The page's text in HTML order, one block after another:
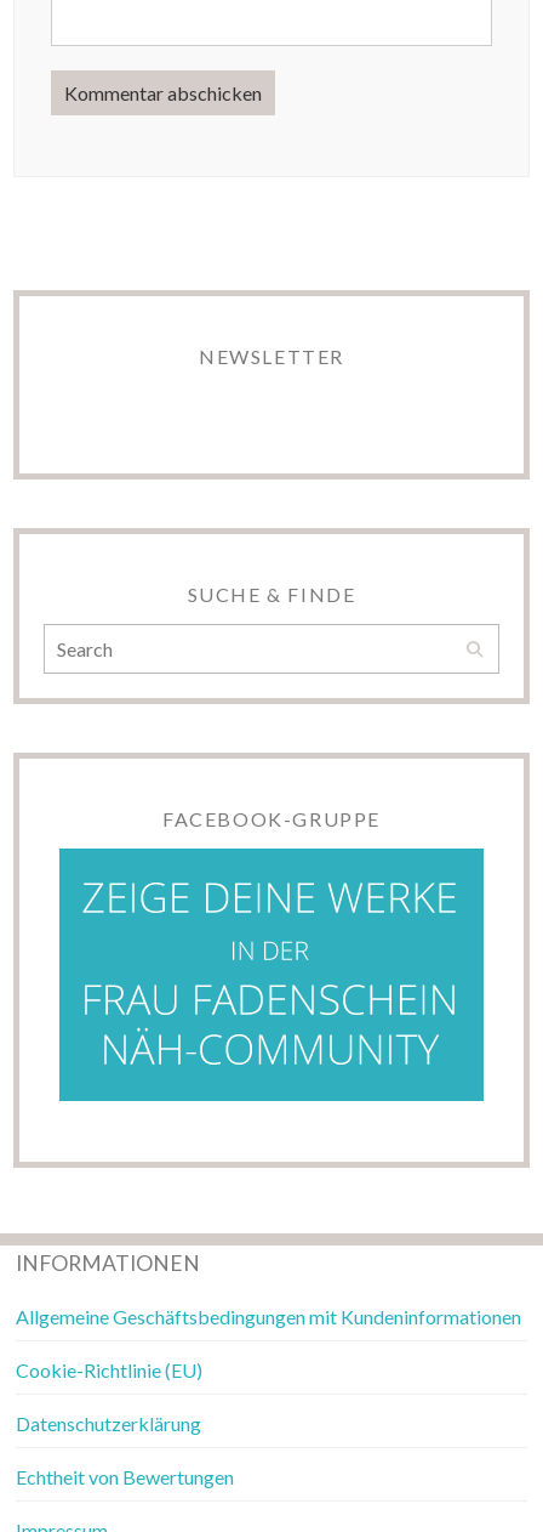
NEWSLETTER
SUCHE & FINDE
FACEBOOK-GRUPPE
INFORMATIONEN
Allgemeine Geschäftsbedingungen mit Kundeninformationen
Cookie-Richtlinie (EU)
Datenschutzerklärung
Echtheit von Bewertungen